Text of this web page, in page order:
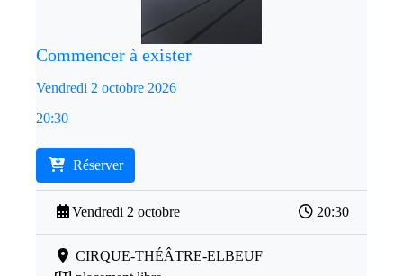
Commencer à exister
Vendredi 2 octobre 2026
20:30
Réserver
Vendredi 2 octobre 20:30
CIRQUE-THÉÂTRE-ELBEUF